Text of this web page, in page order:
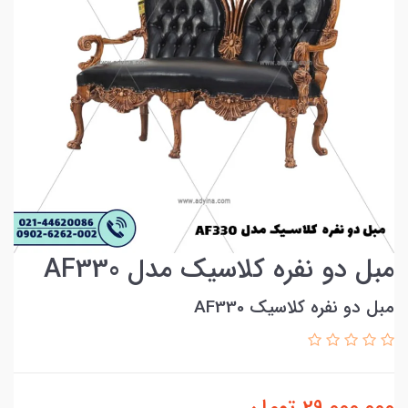
مبل دو نفره کلاسیک مدل AF330
مبل دو نفره کلاسیک AF330